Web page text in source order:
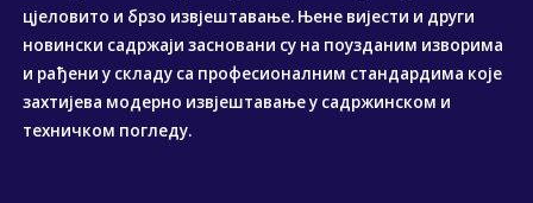
цјеловито и брзо извјештавање. Њене вијести и други
новински садржаји засновани су на поузданим изворима
и рађени у складу са професионалним стандардима које
захтијева модерно извјештавање у садржинском и
техничком погледу.